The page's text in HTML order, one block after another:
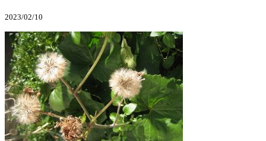
2023/02/10